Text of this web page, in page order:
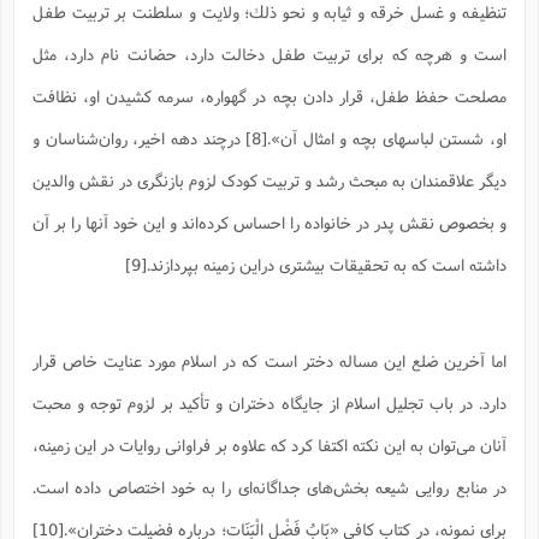
تنظيفه و غسل خرقه و ثيابه و نحو ذلك؛ ولایت و سلطنت بر تربیت طفل
است و هرچه که برای تربیت طفل دخالت دارد، حضانت نام دارد، مثل
مصلحت حفظ طفل، قرار دادن بچه در گهواره، سرمه کشیدن او، نظافت
او، شستن لباسهای بچه و امثال آن».[8] درچند دهه اخیر، روان‌شناسان و
دیگر علاقمندان به مبحث رشد و تربیت کودک لزوم بازنگری در نقش والدین
و بخصوص نقش پدر در خانواده را احساس کرده‌اند و این خود آنها را بر آن
داشته است که به تحقیقات بیشتری دراین زمینه بپردازند.[9]
اما آخرین ضلع این مساله دختر است که در اسلام مورد عنایت خاص قرار
دارد. در باب تجلیل اسلام از جایگاه دختران و تأکید بر لزوم توجه و محبت
آنان می‌توان به این نکته اکتفا کرد که علاوه بر فراوانی روایات در این زمینه،
در منابع روایی شیعه بخش‌های جداگانه‌ای را به خود اختصاص داده است.
برای نمونه، در کتاب کافی «بَابُ فَضْلِ الْبَنَات؛ درباره فضیلت دختران».[10]